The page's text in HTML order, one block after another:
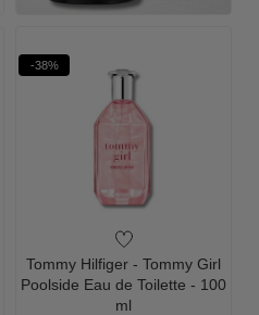
-38%
Tommy Hilfiger - Tommy Girl
Poolside Eau de Toilette - 100
ml